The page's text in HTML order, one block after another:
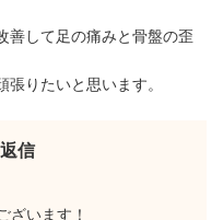
善して足の痛みと骨盤の歪
りたいと思います。
信
ざいます！